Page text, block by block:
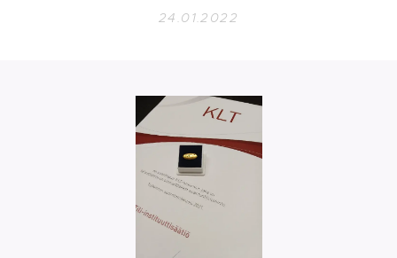
24.01.2022